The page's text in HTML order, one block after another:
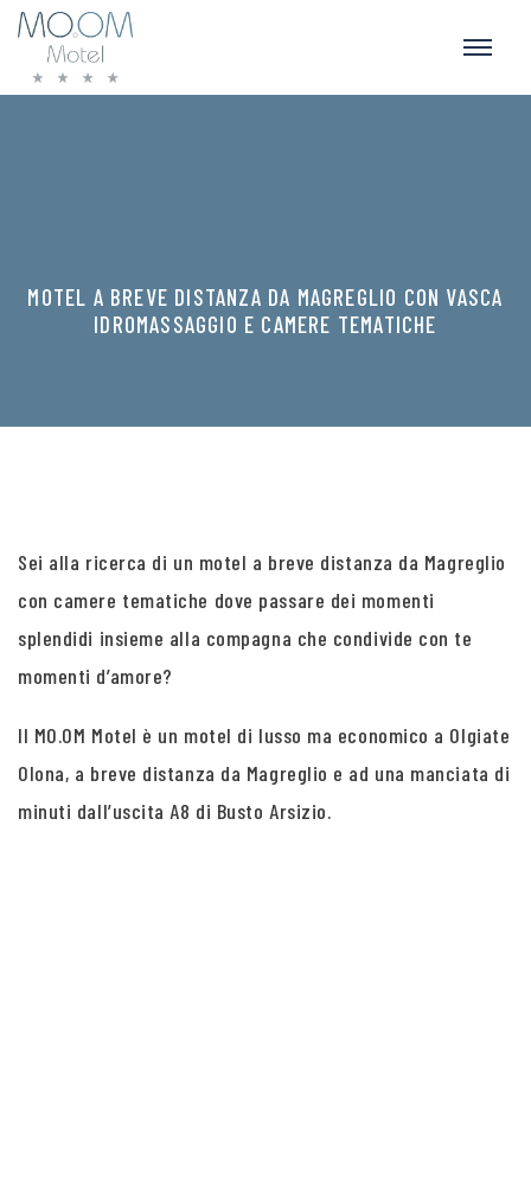
MOTEL A BREVE DISTANZA DA MAGREGLIO CON VASCA
IDROMASSAGGIO E CAMERE TEMATICHE
Sei alla ricerca di un motel a breve distanza da Magreglio
con camere tematiche dove passare dei momenti
splendidi insieme alla compagna che condivide con te
momenti d’amore?
Il MO.OM Motel è un motel di lusso ma economico a Olgiate
Olona, a breve distanza da Magreglio e ad una manciata di
minuti dall’uscita A8 di Busto Arsizio.